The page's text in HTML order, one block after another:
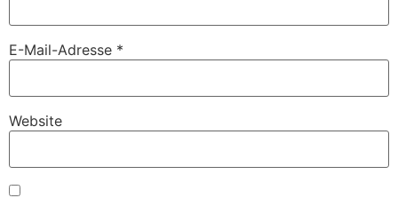
E-Mail-Adresse *
Website